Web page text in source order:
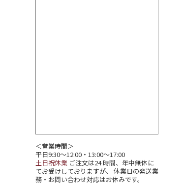
＜営業時間＞
平日9:30～12:00・13:00～17:00
土日祝休業 ご注文は24 時間、年中無休に
てお受けしておりますが、 休業日の発送業
務・お問い合わせ対応はお休みです。